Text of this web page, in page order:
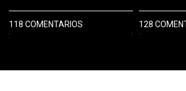
118 COMENTARIOS 128